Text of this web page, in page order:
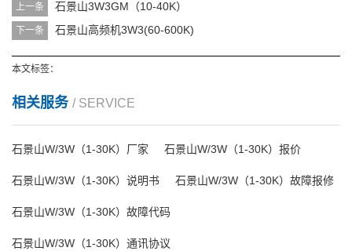
上一条 石景山3W3GM（10-40K）
下一条 石景山高频机3W3(60-600K)
本文标签：
相关服务 / SERVICE
石景山W/3W（1-30K）厂家 石景山W/3W（1-30K）报价
石景山W/3W（1-30K）说明书 石景山W/3W（1-30K）故障报修
石景山W/3W（1-30K）故障代码
石景山W/3W（1-30K）通讯协议